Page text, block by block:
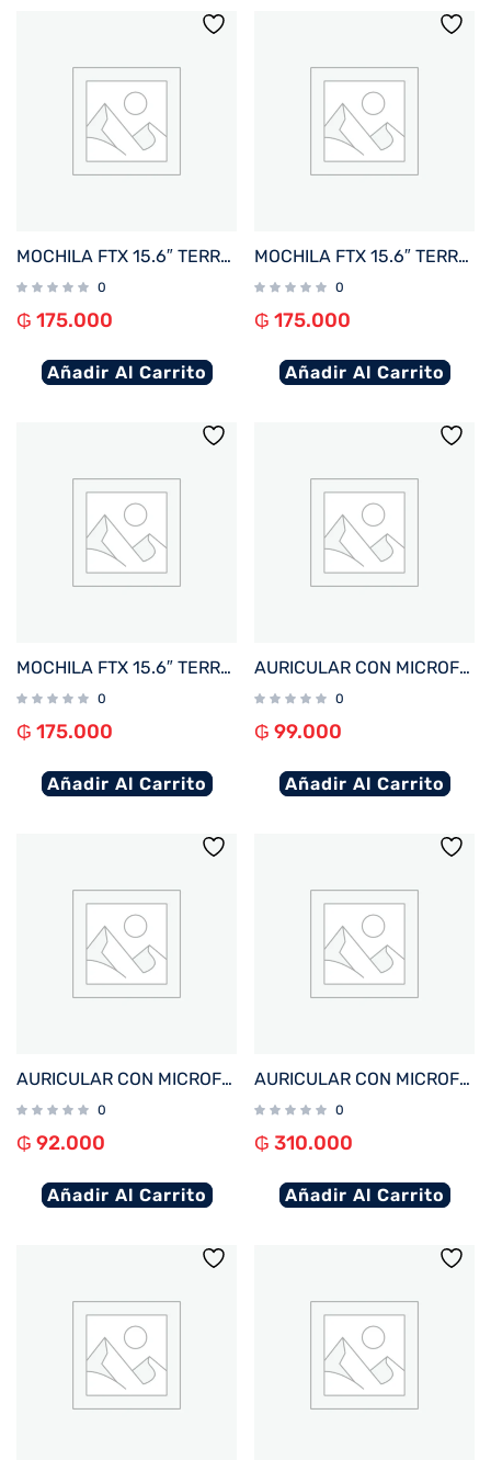
MOCHILA FTX 15.6″ TERRA-BR MARRON
0
₲ 175.000
Añadir Al Carrito
MOCHILA FTX 15.6″ TERRA-BL AZUL
0
₲ 175.000
Añadir Al Carrito
MOCHILA FTX 15.6″ TERRA-GN VERDE
0
₲ 175.000
Añadir Al Carrito
AURICULAR CON MICROFONO FTX H91-BK USB/MIC/NEGRO C/CONT VOL
0
₲ 99.000
Añadir Al Carrito
AURICULAR CON MICROFONO FTX H56-BK USB/MIC/NEGRO
0
₲ 92.000
Añadir Al Carrito
AURICULAR CON MICROFONO FTX H20-BG MIC/ANC+ENC/BT/TOUCH BEIGE
0
₲ 310.000
Añadir Al Carrito